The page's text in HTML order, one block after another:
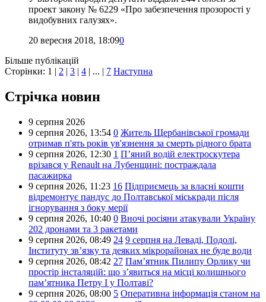
проект закону № 6229 «Про забезпечення прозорості у
видобувних галузях».
20 вересня 2018, 18:090
Більше публікацій
Сторінки: 1 | 2 | 3 | 4 | ... | 7 Наступна
Стрічка новин
9 серпня 2026
9 серпня 2026, 13:54 0 Житель Щербанівської громади
отримав п'ять років ув'язнення за смерть рідного брата
9 серпня 2026, 12:30 1 П’яний водій електроскутера
врізався у Renault на Лубенщині: постраждала
пасажирка
9 серпня 2026, 11:23 16 Підприємець за власні кошти
відремонтує пандус до Полтавської міськради після
ігнорування з боку мерії
9 серпня 2026, 10:40 0 Вночі росіяни атакували Україну
202 дронами та 3 ракетами
9 серпня 2026, 08:49 24 9 серпня на Леваді, Подолі,
Інституту зв’язку та деяких мікрорайонах не буде води
9 серпня 2026, 08:42 27 Пам’ятник Пилипу Орлику чи
простір інсталяцій: що з’явиться на місці колишнього
пам’ятника Петру I у Полтаві?
9 серпня 2026, 08:00 5 Оперативна інформація станом на